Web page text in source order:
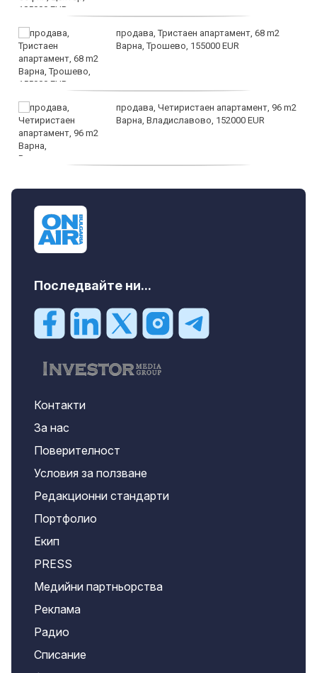
продава, Тристаен апартамент, 68 m2
Варна, Трошево, 155000 EUR
продава, Четиристаен апартамент, 96 m2
Варна, Владиславово, 152000 EUR
Последвайте ни...
Контакти
За нас
Поверителност
Условия за ползване
Редакционни стандарти
Портфолио
Екип
PRESS
Медийни партньорства
Реклама
Радио
Списание